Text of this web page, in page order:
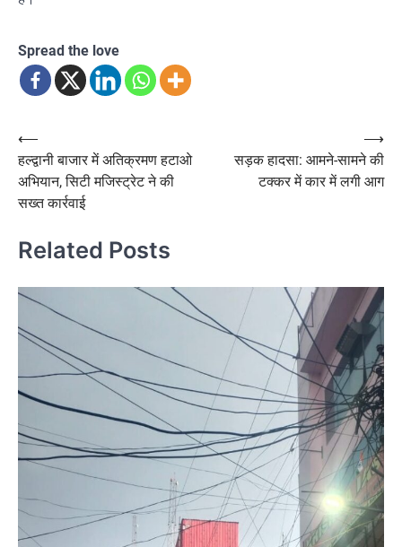
Spread the love
Post
navigation
⟵
हल्द्वानी बाजार में अतिक्रमण हटाओ
अभियान, सिटी मजिस्ट्रेट ने की
सख्त कार्रवाई
सड़क हादसा: आमने-सामने की
टक्कर में कार में लगी आग
⟶
Related Posts